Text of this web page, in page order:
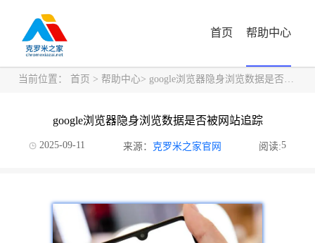
首页 帮助中心
当前位置： 首页 > 帮助中心> google浏览器隐身浏览数据是否被网站追踪
google浏览器隐身浏览数据是否被网站追踪
2025-09-11 来源： 克罗米之家官网 阅读:5